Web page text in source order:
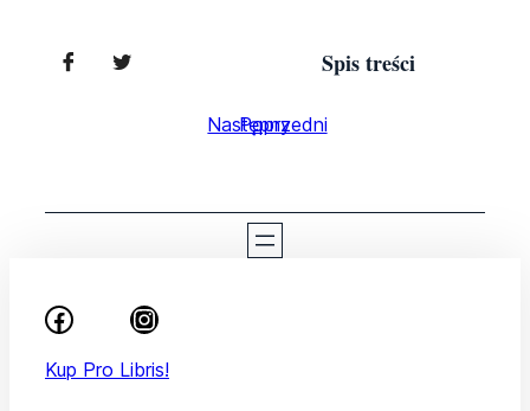
Spis treści
Poprzedni
Następny
Kup Pro Libris!